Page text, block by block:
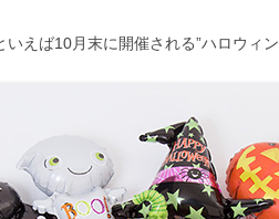
えば10月末に開催される”ハロウィン